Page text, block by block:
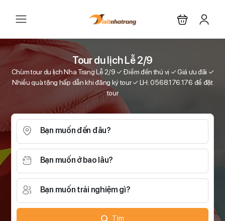
Tour du lịch Lễ 2/9
Chùm tour du lịch Nha Trang Lễ 2/9 ✓ Điểm đến thú vị ✓ Giá ưu đãi ✓
Nhiều quà tặng hấp dẫn khi đăng ký tour ✓ LH: 0568.176.176 để đặt
tour
Bạn muốn đến đâu?
Bạn muốn ở bao lâu?
Bạn muốn trải nghiệm gì?
Tìm